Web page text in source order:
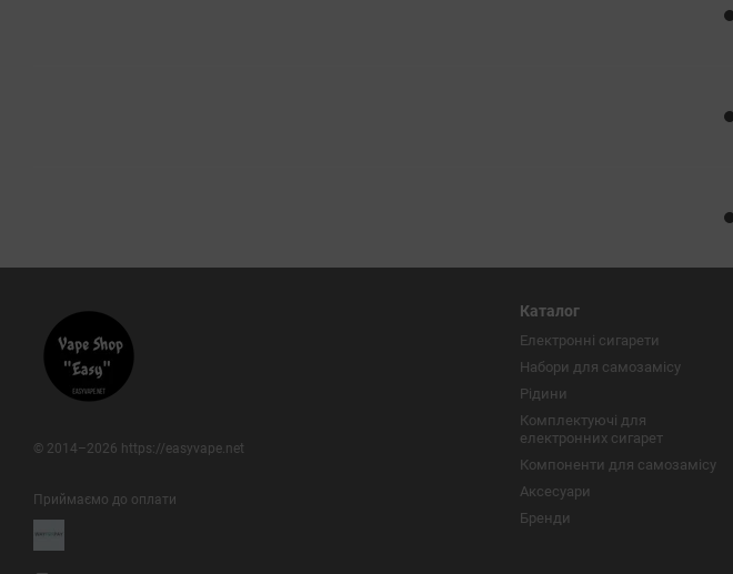
© 2014–2026 https://easyvape.net
Приймаємо до оплати
Каталог
Електронні сигарети
Набори для самозамісу
Рідини
Комплектуючі для
електронних сигарет
Компоненти для самозамісу
Аксесуари
Бренди